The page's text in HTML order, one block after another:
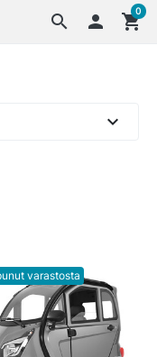
search  shopping_cart
0
expand_more
varastosta